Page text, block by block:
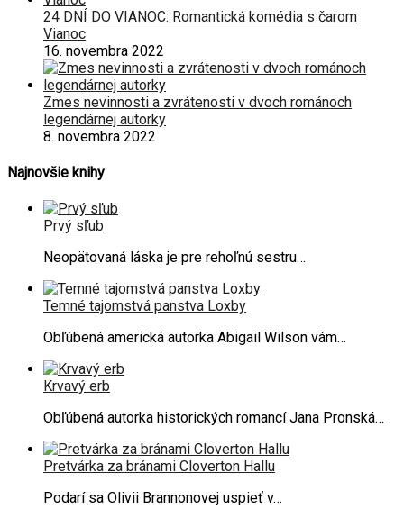
24 DNÍ DO VIANOC: Romantická komédia s čarom
Vianoc
16. novembra 2022
Zmes nevinnosti a zvrátenosti v dvoch románoch
legendárnej autorky
8. novembra 2022
Najnovšie knihy
Prvý sľub
Neopätovaná láska je pre rehoľnú sestru…
Temné tajomstvá panstva Loxby
Obľúbená americká autorka Abigail Wilson vám…
Krvavý erb
Obľúbená autorka historických romancí Jana Pronská…
Pretvárka za bránami Cloverton Hallu
Podarí sa Olivii Brannonovej uspieť v…